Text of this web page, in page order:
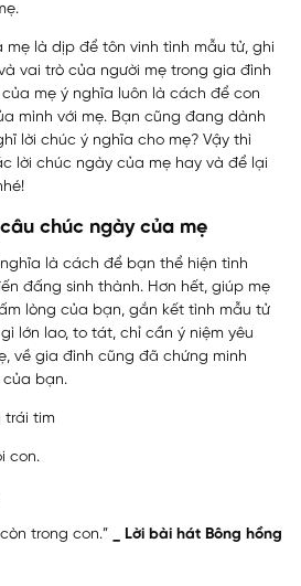
mẹ là dịp để tôn vinh tình mẫu tử, ghi
vai trò của người mẹ trong gia đình
mẹ ý nghĩa luôn là cách để con
mình với mẹ. Bạn cũng đang dành
lời chúc ý nghĩa cho mẹ? Vậy thì
lời chúc ngày của mẹ hay và để lại
chúc ngày của mẹ
là cách để bạn thể hiện tình
đấng sinh thành. Hơn hết, giúp mẹ
lòng của bạn, gắn kết tình mẫu tử
lớn lao, to tát, chỉ cần ý niệm yêu
về gia đình cũng đã chứng minh
của bạn.
trái tim
con.
trong con.”
_ Lời bài hát Bông hồng